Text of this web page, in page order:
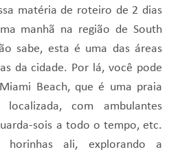
matéria de roteiro de 2 dias
manhã na região de South
sabe, esta é uma das áreas
da cidade. Por lá, você pode
Beach, que é uma praia
com ambulantes
sois a todo o tempo, etc.
horinhas ali, explorando a